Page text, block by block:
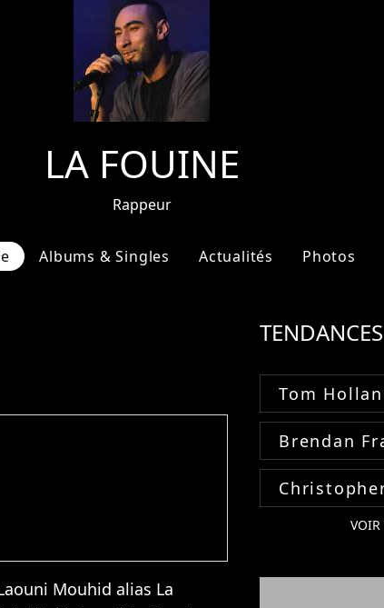
LA FOUINE
Rappeur
Albums & Singles Actualités Photos
Mouhid alias La
TENDANCES
Tom
Brendan
VOIR